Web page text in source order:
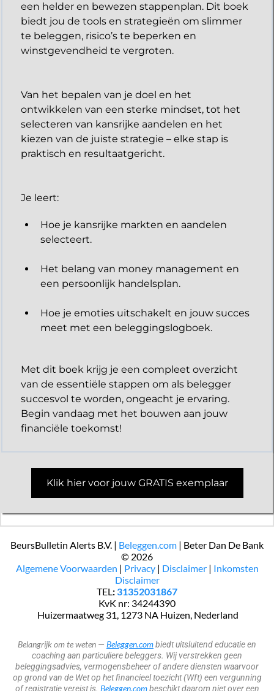
een helder en bewezen stappenplan. Dit boek
biedt jou de tools en strategieën om slimmer
te beleggen, risico’s te beperken en
winstgevendheid te vergroten.
Van het bepalen van je doel en het
ontwikkelen van een sterke mindset, tot het
selecteren van kansrijke aandelen en het
kiezen van de juiste strategie – elke stap is
praktisch en resultaatgericht.
​Je leert:
Hoe je kansrijke markten en aandelen
selecteert.
Het belang van money management en
een persoonlijk handelsplan.
Hoe je emoties uitschakelt en jouw succes
meet met een beleggingslogboek.
Met dit boek krijg je een compleet overzicht
van de essentiële stappen om als belegger
succesvol te worden, ongeacht je ervaring.
Begin vandaag met het bouwen aan jouw
financiële toekomst!
Klik hier voor jouw GRATIS exemplaar
BeursBulletin Alerts B.V. | Beleggen.com | Beter Dan De Bank
© 2026
​Algemene Voorwaarden | Privacy | Disclaimer | Inkomsten
Disclaimer
TEL: 31352031867
KvK nr: 34244390
​​​ Huizermaatweg 31, 1273 NA Huizen, Nederland
Belangrijk om te weten — Beleggen.combiedt uitsluitend educatie en
coaching aan particuliere beleggers. Wij verstrekken geen
beleggingsadvies, vermogensbeheer of andere diensten waarvoor
op grond van de Wet op het financieel toezicht (Wft) een vergunning
of registratie vereist is. Beleggen.combeschikt daarom niet over een